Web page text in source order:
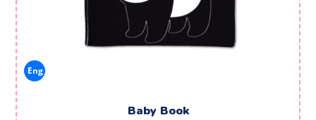
Eng
Baby Book